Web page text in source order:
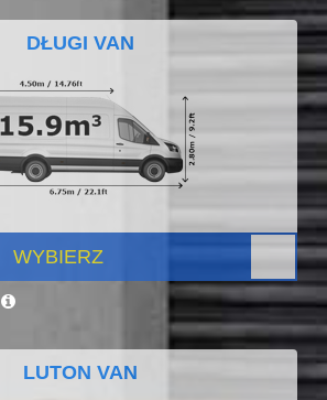
DŁUGI VAN
WYBIERZ
LUTON VAN